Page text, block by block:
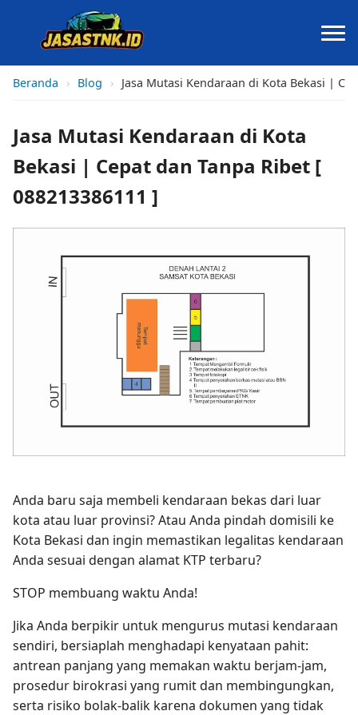
Beranda › Blog › Jasa Mutasi Kendaraan di Kota Bekasi |
Jasa Mutasi Kendaraan di Kota
Bekasi | Cepat dan Tanpa Ribet [
088213386111 ]
Anda baru saja membeli kendaraan bekas dari luar
kota atau luar provinsi? Atau Anda pindah domisili ke
Kota Bekasi dan ingin memastikan legalitas kendaraan
Anda sesuai dengan alamat KTP terbaru?
STOP membuang waktu Anda!
Jika Anda berpikir untuk mengurus mutasi kendaraan
sendiri, bersiaplah menghadapi kenyataan pahit:
antrean panjang yang memakan waktu berjam-jam,
prosedur birokrasi yang rumit dan membingungkan,
serta risiko bolak-balik karena dokumen yang tidak